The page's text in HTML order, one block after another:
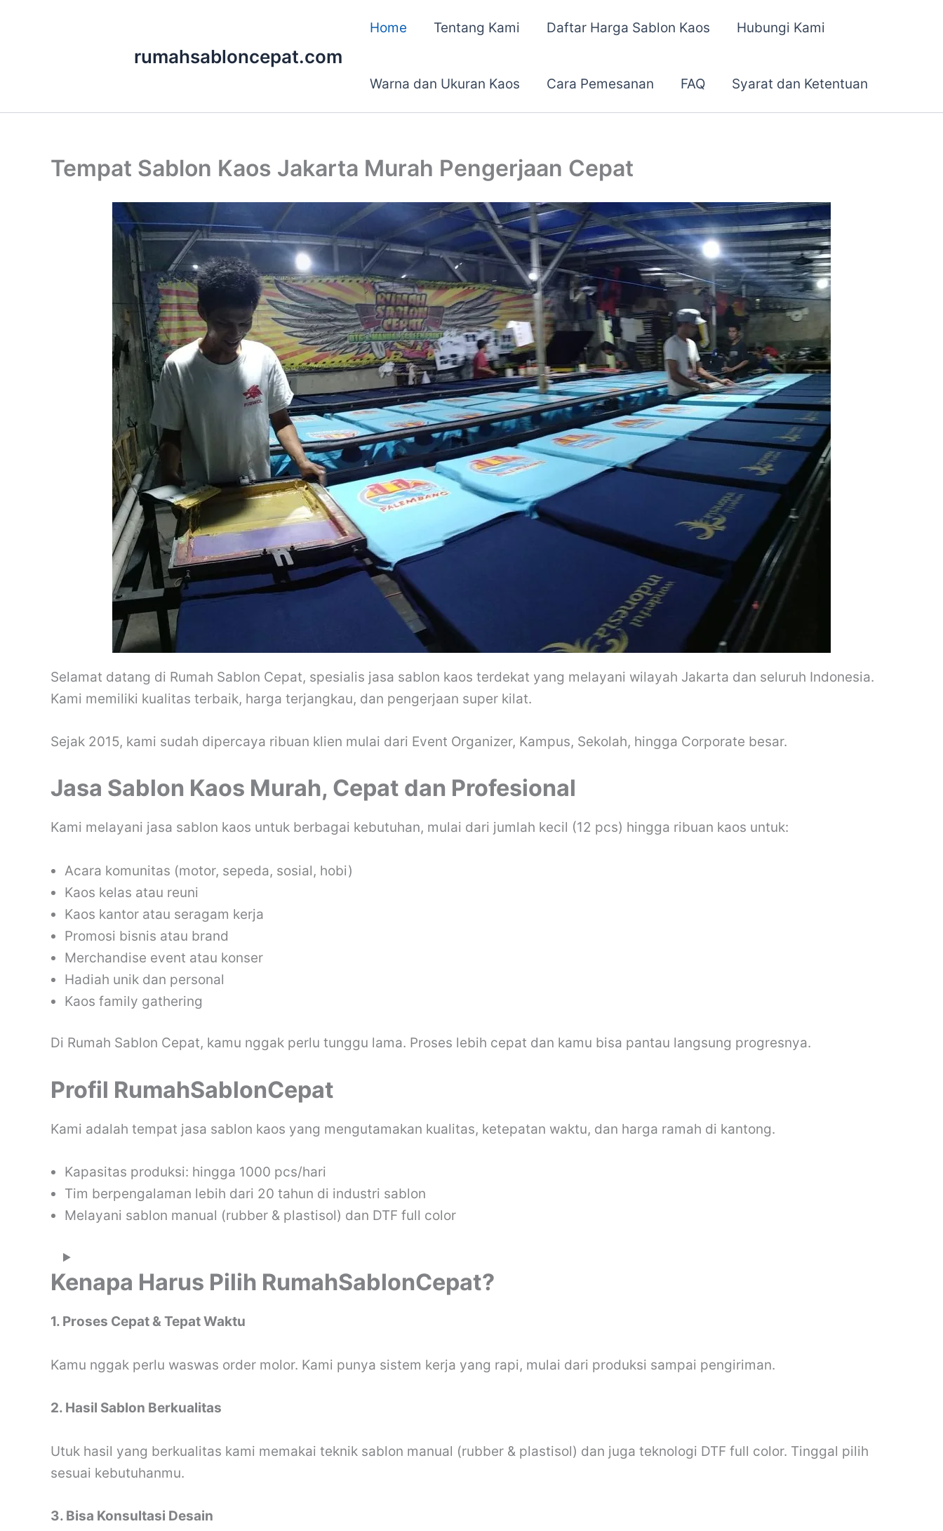
rumahsabloncepat.com
Home Tentang Kami Daftar Harga Sablon Kaos Hubungi Kami
Warna dan Ukuran Kaos Cara Pemesanan FAQ Syarat dan Ketentuan
Tempat Sablon Kaos Jakarta Murah Pengerjaan Cepat
Selamat datang di Rumah Sablon Cepat, spesialis jasa sablon kaos terdekat yang melayani wilayah Jakarta dan seluruh Indonesia.
Kami memiliki kualitas terbaik, harga terjangkau, dan pengerjaan super kilat.
Sejak 2015, kami sudah dipercaya ribuan klien mulai dari Event Organizer, Kampus, Sekolah, hingga Corporate besar.
Jasa Sablon Kaos Murah, Cepat dan Profesional
Kami melayani jasa sablon kaos untuk berbagai kebutuhan, mulai dari jumlah kecil (12 pcs) hingga ribuan kaos untuk:
Acara komunitas (motor, sepeda, sosial, hobi)
Kaos kelas atau reuni
Kaos kantor atau seragam kerja
Promosi bisnis atau brand
Merchandise event atau konser
Hadiah unik dan personal
Kaos family gathering
Di Rumah Sablon Cepat, kamu nggak perlu tunggu lama. Proses lebih cepat dan kamu bisa pantau langsung progresnya.
Profil RumahSablonCepat
Kami adalah tempat jasa sablon kaos yang mengutamakan kualitas, ketepatan waktu, dan harga ramah di kantong.
Kapasitas produksi: hingga 1000 pcs/hari
Tim berpengalaman lebih dari 20 tahun di industri sablon
Melayani sablon manual (rubber & plastisol) dan DTF full color
Kenapa Harus Pilih RumahSablonCepat?
1. Proses Cepat & Tepat Waktu
Kamu nggak perlu waswas order molor. Kami punya sistem kerja yang rapi, mulai dari produksi sampai pengiriman.
2. Hasil Sablon Berkualitas
Utuk hasil yang berkualitas kami memakai teknik sablon manual (rubber & plastisol) dan juga teknologi DTF full color. Tinggal pilih
sesuai kebutuhanmu.
3. Bisa Konsultasi Desain